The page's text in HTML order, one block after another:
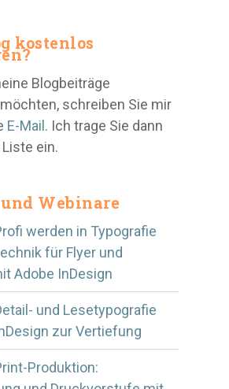
kostenlos
Blogbeiträge
schreiben Sie mir
E-Mail . Ich trage Sie dann
ein.
Webinare
werden in Typografie
für Flyer und
Adobe InDesign
und Lesetypografie
zur Vertiefung
Produktion: